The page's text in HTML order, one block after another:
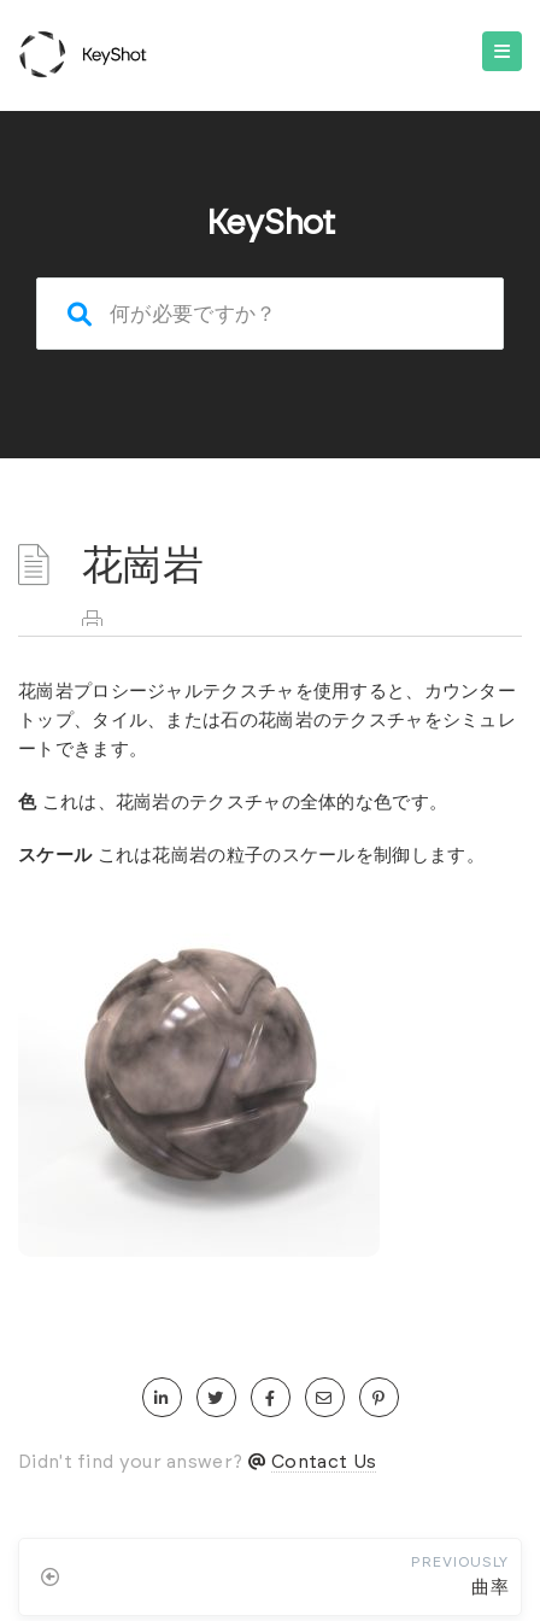
KeyShot
花崗岩
花崗岩プロシージャルテクスチャを使用すると、カウンター
トップ、タイル、または石の花崗岩のテクスチャをシミュレ
ートできます。
色 これは、花崗岩のテクスチャの全体的な色です。
スケール これは花崗岩の粒子のスケールを制御します。
Didn't find your answer? Contact Us
PREVIOUSLY
曲率